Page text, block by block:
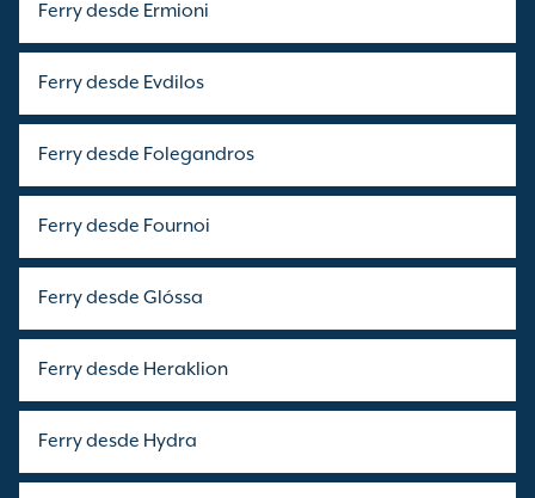
Ferry desde Ermioni
Ferry desde Evdilos
Ferry desde Folegandros
Ferry desde Fournoi
Ferry desde Glóssa
Ferry desde Heraklion
Ferry desde Hydra